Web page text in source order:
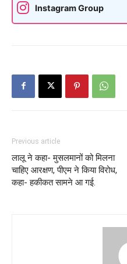
Instagram Group
Previous article
लालू ने कहा- मुसलमानों को मिलना
चाहिए आरक्षण, पीएम ने किया विरोध,
कहा- हकीकत सामने आ गई.